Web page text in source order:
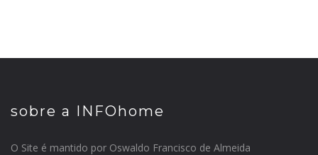
sobre a INFOhome
O Site é mantido por Oswaldo Francisco de Almeida